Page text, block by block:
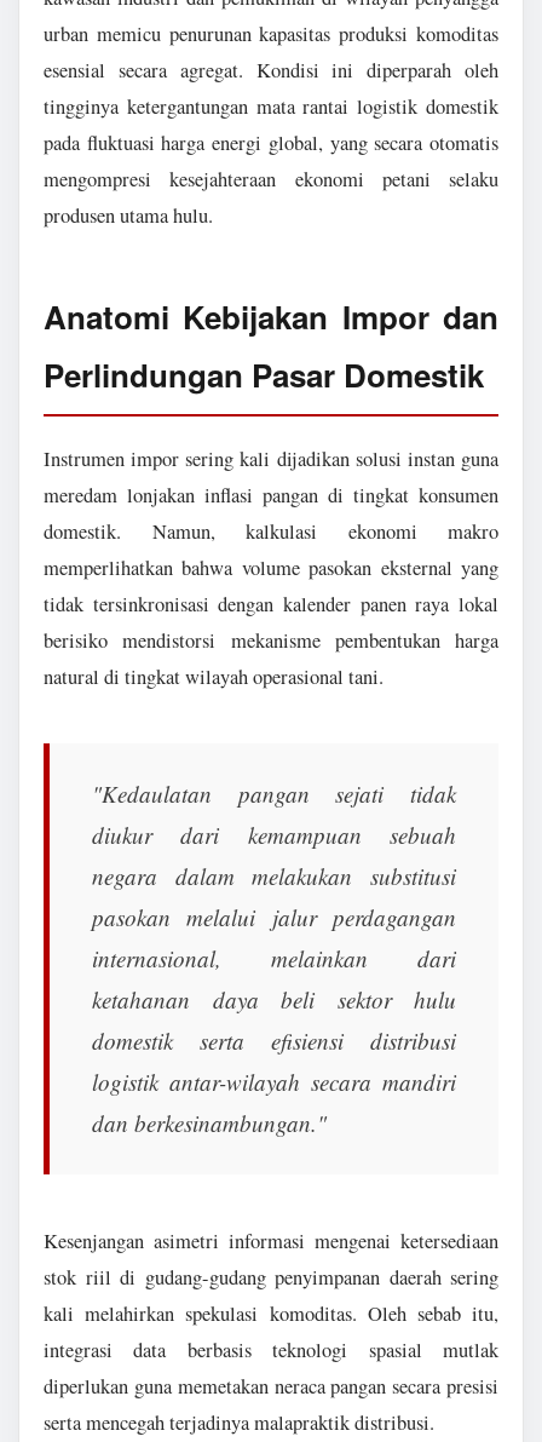
urban memicu penurunan kapasitas produksi komoditas
esensial secara agregat. Kondisi ini diperparah oleh
tingginya ketergantungan mata rantai logistik domestik
pada fluktuasi harga energi global, yang secara otomatis
mengompresi kesejahteraan ekonomi petani selaku
produsen utama hulu.
Anatomi Kebijakan Impor dan
Perlindungan Pasar Domestik
Instrumen impor sering kali dijadikan solusi instan guna
meredam lonjakan inflasi pangan di tingkat konsumen
domestik. Namun, kalkulasi ekonomi makro
memperlihatkan bahwa volume pasokan eksternal yang
tidak tersinkronisasi dengan kalender panen raya lokal
berisiko mendistorsi mekanisme pembentukan harga
natural di tingkat wilayah operasional tani.
"Kedaulatan pangan sejati tidak
diukur dari kemampuan sebuah
negara dalam melakukan substitusi
pasokan melalui jalur perdagangan
internasional, melainkan dari
ketahanan daya beli sektor hulu
domestik serta efisiensi distribusi
logistik antar-wilayah secara mandiri
dan berkesinambungan."
Kesenjangan asimetri informasi mengenai ketersediaan
stok riil di gudang-gudang penyimpanan daerah sering
kali melahirkan spekulasi komoditas. Oleh sebab itu,
integrasi data berbasis teknologi spasial mutlak
diperlukan guna memetakan neraca pangan secara presisi
serta mencegah terjadinya malapraktik distribusi.